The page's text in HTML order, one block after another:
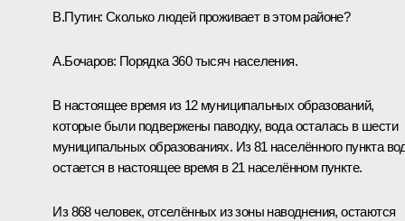
В.Путин: Сколько людей проживает в этом районе?
А.Бочаров: Порядка 360 тысяч населения.
В настоящее время из 12 муниципальных образований,
которые были подвержены паводку, вода осталась в шести
муниципальных образованиях. Из 81 населённого пункта
остается в настоящее время в 21 населённом пункте.
Из 868 человек, отселённых из зоны наводнения, остаются